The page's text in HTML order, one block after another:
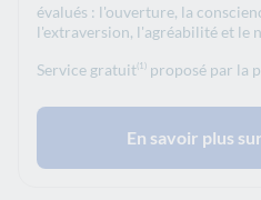
évalués : l'ouverture, la
l'extraversion, l'agréabilité et le
Service gratuit(1) proposé par la
En savoir plus